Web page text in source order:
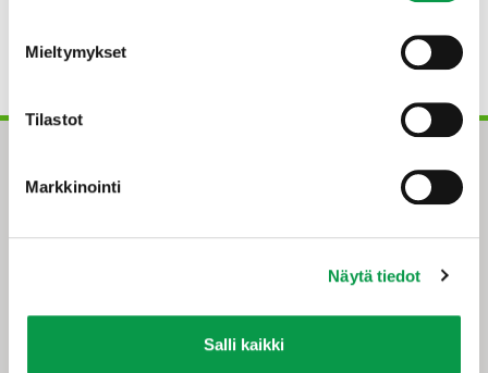
Mieltymykset
Tilastot
Markkinointi
Näytä tiedot
Salli kaikki